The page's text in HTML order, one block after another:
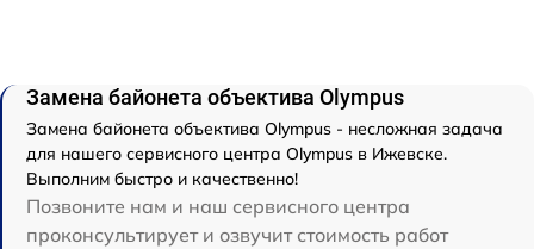
Замена байонета объектива Olympus
Замена байонета объектива Olympus - несложная задача
для нашего сервисного центра Olympus в Ижевске.
Выполним быстро и качественно!
Позвоните нам и наш сервисного центра
проконсультирует и озвучит стоимость работ